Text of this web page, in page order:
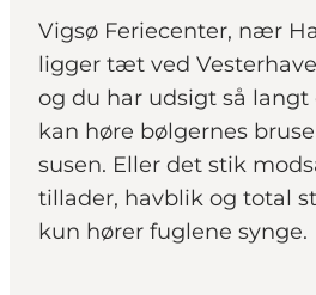
Handicapvenlig ferie
Events
Overnatning
Planlæg din ferie
Vigsø Feriecenter, nær
ligger tæt ved
og du har udsigt så
kan høre bølgernes
susen. Eller det stik
tillader, havblik og total
kun hører fuglene synge.